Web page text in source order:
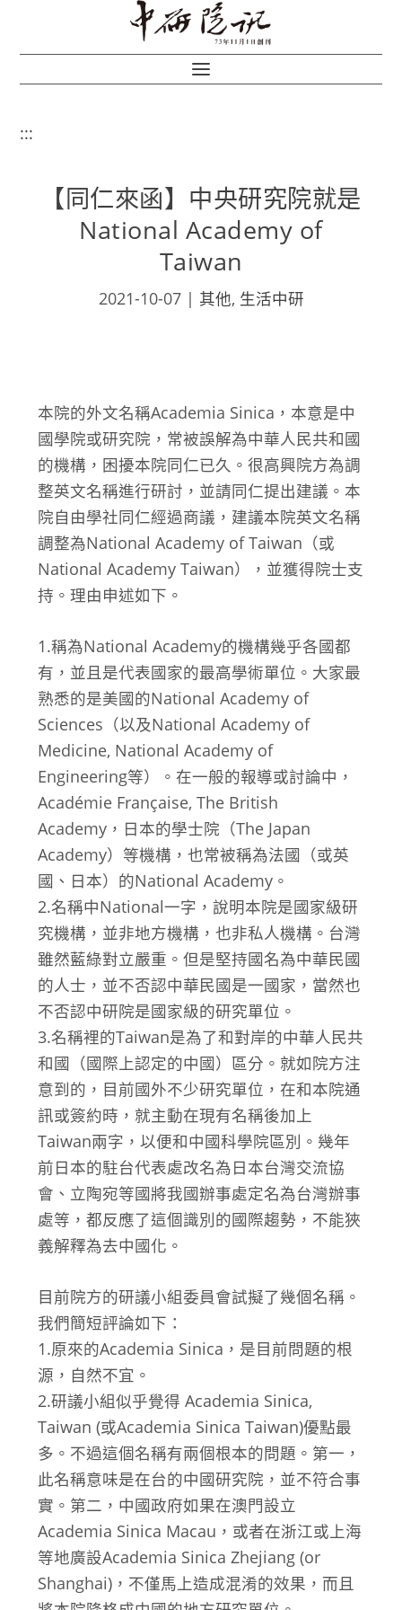
:::
【同仁來函】中央研究院就是
National Academy of
Taiwan
2021-10-07| 其他, 生活中研
本院的外文名稱Academia Sinica，本意是中
國學院或研究院，常被誤解為中華人民共和國
的機構，困擾本院同仁已久。很高興院方為調
整英文名稱進行研討，並請同仁提出建議。本
院自由學社同仁經過商議，建議本院英文名稱
調整為National Academy of Taiwan（或
National Academy Taiwan），並獲得院士支
持。理由申述如下。
1.稱為National Academy的機構幾乎各國都
有，並且是代表國家的最高學術單位。大家最
熟悉的是美國的National Academy of
Sciences（以及National Academy of
Medicine, National Academy of
Engineering等）。在一般的報導或討論中，
Académie Française, The British
Academy，日本的學士院（The Japan
Academy）等機構，也常被稱為法國（或英
國、日本）的National Academy。
2.名稱中National一字，說明本院是國家級研
究機構，並非地方機構，也非私人機構。台灣
雖然藍綠對立嚴重。但是堅持國名為中華民國
的人士，並不否認中華民國是一國家，當然也
不否認中研院是國家級的研究單位。
3.名稱裡的Taiwan是為了和對岸的中華人民共
和國（國際上認定的中國）區分。就如院方注
意到的，目前國外不少研究單位，在和本院通
訊或簽約時，就主動在現有名稱後加上
Taiwan兩字，以便和中國科學院區別。幾年
前日本的駐台代表處改名為日本台灣交流協
會、立陶宛等國將我國辦事處定名為台灣辦事
處等，都反應了這個識別的國際趨勢，不能狹
義解釋為去中國化。
目前院方的研議小組委員會試擬了幾個名稱。
我們簡短評論如下：
1.原來的Academia Sinica，是目前問題的根
源，自然不宜。
2.研議小組似乎覺得 Academia Sinica,
Taiwan (或Academia Sinica Taiwan)優點最
多。不過這個名稱有兩個根本的問題。第一，
此名稱意味是在台的中國研究院，並不符合事
實。第二，中國政府如果在澳門設立
Academia Sinica Macau，或者在浙江或上海
等地廣設Academia Sinica Zhejiang (or
Shanghai)，不僅馬上造成混淆的效果，而且